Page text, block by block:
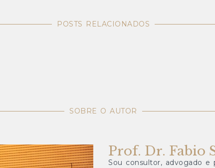
POSTS RELACIONADOS
SOBRE O AUTOR
Prof. Dr. Fabio
Sou consultor, advogado e